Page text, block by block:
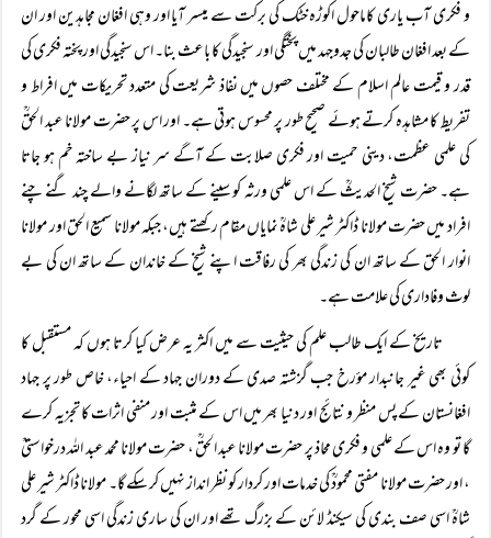
و فکری آب یاری کاماحول اکوڑہ خٹک کی برکت سے میسر آیا اور وہی افغان مجاہدین اور ان
کے بعد افغان طالبان کی جدوجہد میں پختگی اور سنجیدگی کا باعث بنا۔ اس سنجیدگی اور پختہ فکری کی
قدر و قیمت عالم اسلام کے مختلف حصوں میں نفاذ شریعت کی متعدد تحریکات میں افراط و
تفریط کا مشاہدہ کرتے ہوئے صحیح طور پر محسوس ہوتی ہے۔ اور اس پر حضرت مولانا عبد الحقؒ
کی علمی عظمت، دینی حمیت اور فکری صلابت کے آگے سر نیاز بے ساختہ خم ہو جاتا
ہے۔ حضرت شیخ الحدیثؒ کے اس علمی ورثہ کو سینے کے ساتھ لگانے والے چند گنے چنے
افراد میں حضرت مولانا ڈاکٹر شیر علی شاہؒ نمایاں مقام رکھتے ہیں، جبکہ مولانا سمیع الحق اور مولانا
انوار الحق کے ساتھ ان کی زندگی بھر کی رفاقت اپنے شیخ کے خاندان کے ساتھ ان کی بے
لوث وفاداری کی علامت ہے۔
تاریخ کے ایک طالب علم کی حیثیت سے میں اکثر یہ عرض کیا کرتا ہوں کہ مستقبل کا
کوئی بھی غیر جانبدار مؤرخ جب گزشتہ صدی کے دوران جہاد کے احیاء، خاص طور پر جہاد
افغانستان کے پس منظر و نتائج اور دنیا بھر میں اس کے مثبت اور منفی اثرات کا تجزیہ کرے
گا تو وہ اس کے علمی و فکری محاذ پر حضرت مولانا عبد الحقؒ ، حضرت مولانا محمد عبد اللہ درخواستیؒ
، اور حضرت مولانا مفتی محمودؒ کی خدمات اور کردار کو نظر انداز نہیں کر سکے گا۔ مولانا ڈاکٹر شیر علی
شاہؒ اسی صف بندی کی سیکنڈ لائن کے بزرگ تھے اور ان کی ساری زندگی اسی محور کے گرد